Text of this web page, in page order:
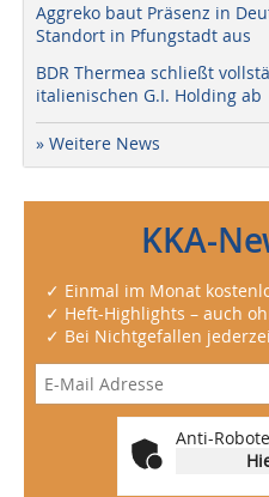
Aggreko baut Präsenz in
Standort in Pfungstadt aus
BDR Thermea schließt
italienischen G.I. Holding ab
» Weitere News
KKA-
✓ Einmal im Monat
✓ Heft-Highlights – auch
✓ Bei Nichtgefallen
Anti-